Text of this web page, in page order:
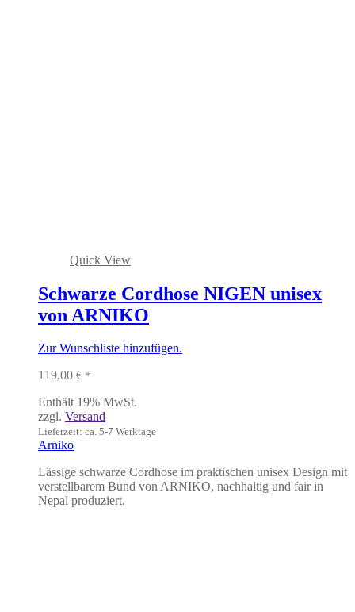
Quick View
Schwarze Cordhose NIGEN unisex
von ARNIKO
Zur Wunschliste hinzufügen.
119,00 € *
Enthält 19% MwSt.
zzgl. Versand
Lieferzeit: ca. 5-7 Werktage
Arniko
Lässige schwarze Cordhose im praktischen unisex Design mit
verstellbarem Bund von ARNIKO, nachhaltig und fair in
Nepal produziert.